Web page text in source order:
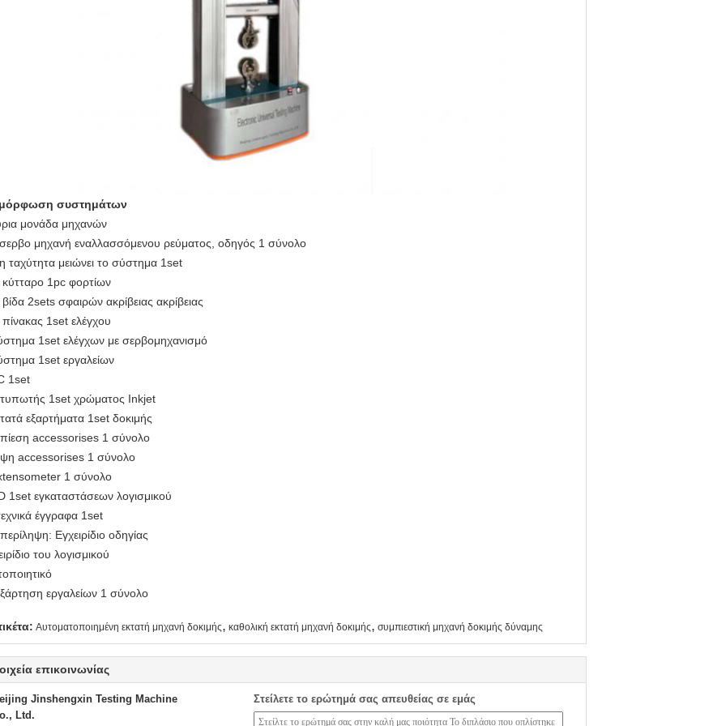
συστημάτων
μονάδα μηχανών
μηχανή εναλλασσόμενου ρεύματος, οδηγός 1 σύνολο
ταχύτητα μειώνει το σύστημα 1set
1pc φορτίων
2sets σφαιρών ακρίβειας ακρίβειας
1set ελέγχου
1set ελέγχων με σερβομηχανισμό
1set εργαλείων
1set
1set χρώματος Inkjet
εξαρτήματα 1set δοκιμής
accessorises 1 σύνολο
accessorises 1 σύνολο
1 σύνολο
1set εγκαταστάσεων λογισμικού
έγγραφα 1set
Εγχειρίδιο οδηγίας
του λογισμικού
εργαλείων 1 σύνολο
Αυτοματοποιημένη εκτατή μηχανή δοκιμής, καθολική εκτατή μηχανή δοκιμής, συμπιεστική μηχανή δοκιμής δύναμης
επικοινωνίας
Jinshengxin Testing Machine
Ltd.
Στείλετε το ερώτημά σας απευθείας σε εμάς